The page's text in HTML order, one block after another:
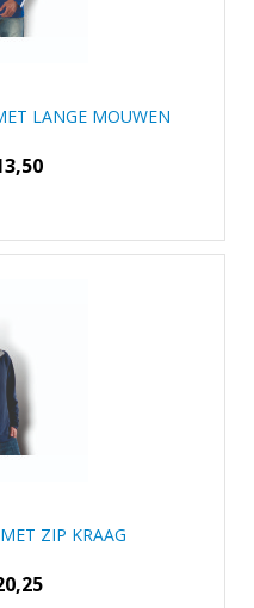
LANGE MOUWEN
ZIP KRAAG